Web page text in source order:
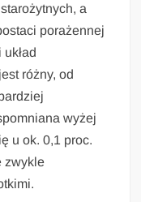
a
porażennej
różny, od
wyżej
u ok. 0,1 proc.
zwykle